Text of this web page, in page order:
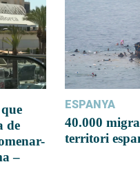
de
–
ESPANYA
40.000
territori